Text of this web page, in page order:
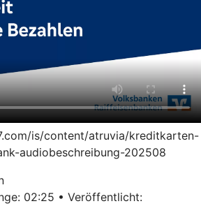
is/content/atruvia/kreditkarten-
audiobeschreibung-202508
02:25 • Veröffentlicht: